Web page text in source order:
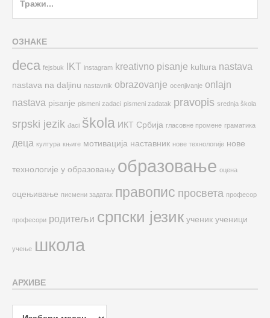
ОЗНАКЕ
deca fejsbuk IKT instagram kreativno pisanje kultura nastava
nastava na daljinu nastavnik obrazovanje ocenjivanje onlajn
nastava pisanje pismeni zadaci pismeni zadatak pravopis srednja škola
srpski jezik đaci škola ИКТ Србија гласовне промене граматика
деца култура књиге мотивација наставник нове технологије нове
технологије у образовању образовање оцена
оцењивање писмени задатак правопис просвета професор
професори родитељи српски језик ученик ученици
учење школа
АРХИВЕ
Архиве